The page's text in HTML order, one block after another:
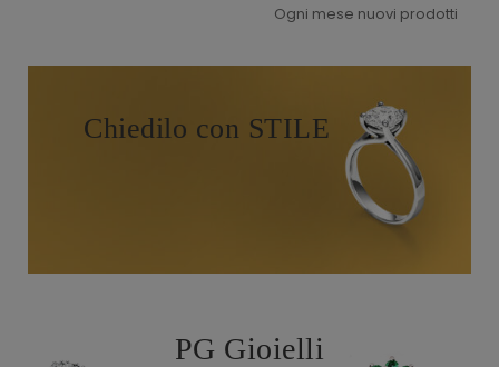
Ogni mese nuovi prodotti
Chiedilo con STILE
PG Gioielli